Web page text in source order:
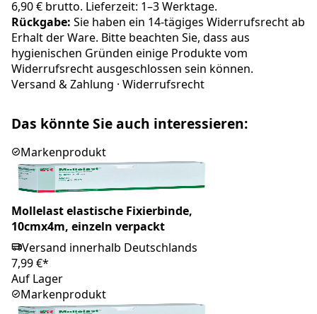
6,90 € brutto. Lieferzeit: 1–3 Werktage.
Rückgabe: Sie haben ein 14-tägiges Widerrufsrecht ab
Erhalt der Ware. Bitte beachten Sie, dass aus
hygienischen Gründen einige Produkte vom
Widerrufsrecht ausgeschlossen sein können.
Versand & Zahlung · Widerrufsrecht
Das könnte Sie auch interessieren:
Markenprodukt
Mollelast elastische Fixierbinde,
10cmx4m, einzeln verpackt
Versand innerhalb Deutschlands
7,99 €*
Auf Lager
Markenprodukt